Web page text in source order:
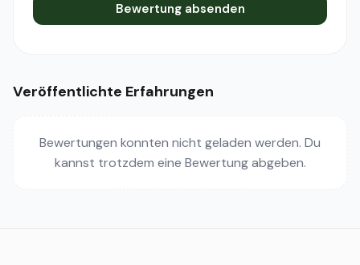
Bewertung absenden
Veröffentlichte Erfahrungen
Bewertungen konnten nicht geladen werden. Du
kannst trotzdem eine Bewertung abgeben.